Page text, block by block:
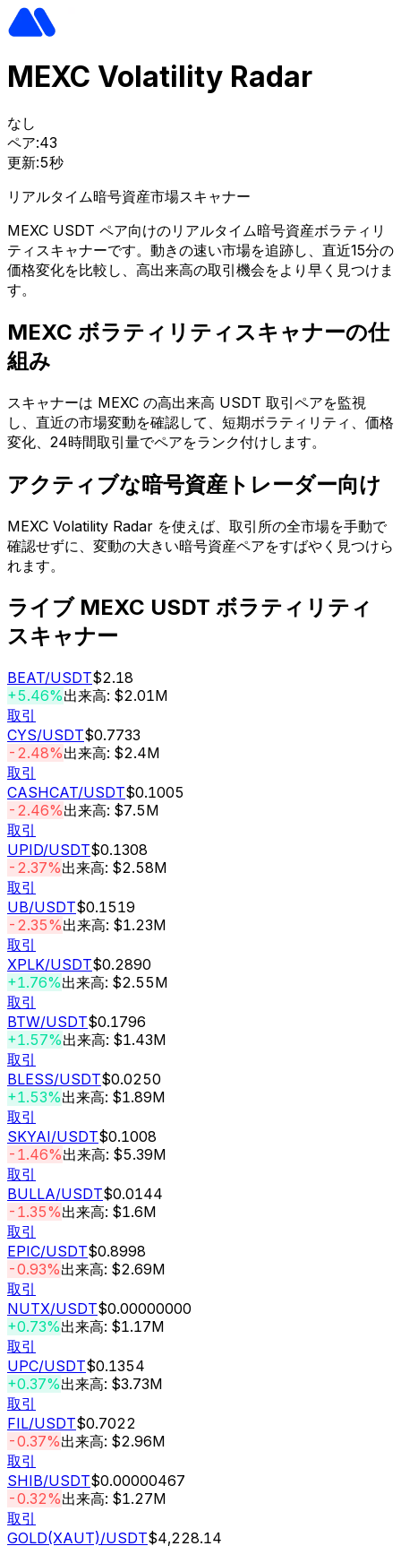
MEXC Volatility Radar
なし
ペア:43
更新:5秒
リアルタイム暗号資産市場スキャナー
MEXC USDT ペア向けのリアルタイム暗号資産ボラティリ
ティスキャナーです。動きの速い市場を追跡し、直近15分の
価格変化を比較し、高出来高の取引機会をより早く見つけま
す。
MEXC ボラティリティスキャナーの仕
組み
スキャナーは MEXC の高出来高 USDT 取引ペアを監視
し、直近の市場変動を確認して、短期ボラティリティ、価格
変化、24時間取引量でペアをランク付けします。
アクティブな暗号資産トレーダー向け
MEXC Volatility Radar を使えば、取引所の全市場を手動で
確認せずに、変動の大きい暗号資産ペアをすばやく見つけら
れます。
ライブ MEXC USDT ボラティリティ
スキャナー
BEAT/USDT$2.18
+5.46%出来高: $2.01M
取引
CYS/USDT$0.7733
-2.48%出来高: $2.4M
取引
CASHCAT/USDT$0.1005
-2.46%出来高: $7.5M
取引
UPID/USDT$0.1308
-2.37%出来高: $2.58M
取引
UB/USDT$0.1519
-2.35%出来高: $1.23M
取引
XPLK/USDT$0.2890
+1.76%出来高: $2.55M
取引
BTW/USDT$0.1796
+1.57%出来高: $1.43M
取引
BLESS/USDT$0.0250
+1.53%出来高: $1.89M
取引
SKYAI/USDT$0.1008
-1.46%出来高: $5.39M
取引
BULLA/USDT$0.0144
-1.35%出来高: $1.6M
取引
EPIC/USDT$0.8998
-0.93%出来高: $2.69M
取引
NUTX/USDT$0.00000000
+0.73%出来高: $1.17M
取引
UPC/USDT$0.1354
+0.37%出来高: $3.73M
取引
FIL/USDT$0.7022
-0.37%出来高: $2.96M
取引
SHIB/USDT$0.00000467
-0.32%出来高: $1.27M
取引
GOLD(XAUT)/USDT$4,228.14